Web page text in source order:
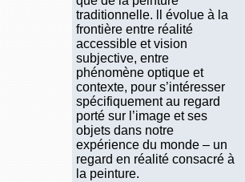
traditionnelle. ll évolue à la
frontière entre réalité
accessible et vision
subjective, entre
phénomène optique et
contexte, pour s’intéresser
spécifiquement au regard
porté sur l’image et ses
objets dans notre
expérience du monde – un
regard en réalité consacré à
la peinture.